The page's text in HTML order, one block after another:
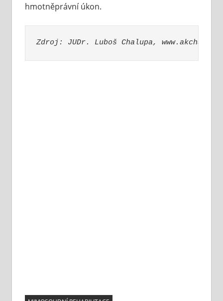
hmotněprávní úkon.
Zdroj: JUDr. Luboš Chalupa,